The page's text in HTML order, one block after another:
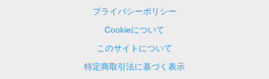
プライバシーポリシー
Cookieについて
このサイトについて
特定商取引法に基づく表示